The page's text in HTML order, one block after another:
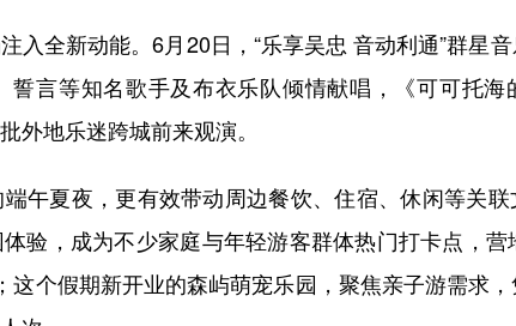
全新动能。6月20日，“乐享吴忠 音动利通”群星
言等知名歌手及布衣乐队倾情献唱，《可可托海
外地乐迷跨城前来观演。
夏夜，更有效带动周边餐饮、住宿、休闲等关联
验，成为不少家庭与年轻游客群体热门打卡点，营
个假期新开业的森屿萌宠乐园，聚焦亲子游需求